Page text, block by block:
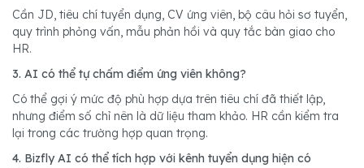
Cần JD, tiêu chí tuyển dụng, CV ứng viên, bộ câu hỏi sơ tuyển,
quy trình phỏng vấn, mẫu phản hồi và quy tắc bàn giao cho
HR.
3. AI có thể tự chấm điểm ứng viên không?
Có thể gợi ý mức độ phù hợp dựa trên tiêu chí đã thiết lập,
nhưng điểm số chỉ nên là dữ liệu tham khảo. HR cần kiểm tra
lại trong các trường hợp quan trọng.
4. Bizfly AI có thể tích hợp với kênh tuyển dụng hiện có